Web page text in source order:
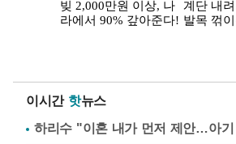
이시간 핫뉴스
하리수 "이혼 내가 먼저 제안…아